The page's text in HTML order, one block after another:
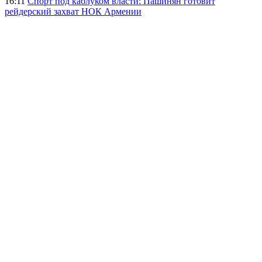
рейдерский захват НОК Армении